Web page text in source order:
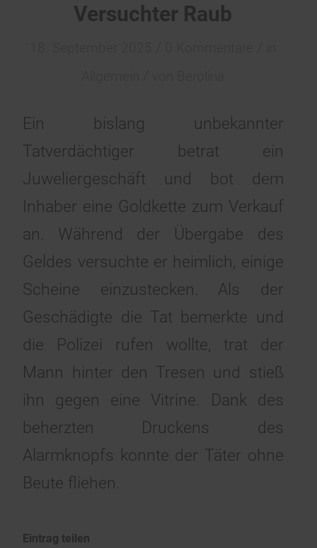
Versuchter Raub
Ein bislang unbekannter
Tatverdächtiger betrat ein
Juweliergeschäft und bot dem
Inhaber eine Goldkette zum Verkauf
an. Während der Übergabe des
Geldes versuchte er heimlich, einige
Scheine einzustecken. Als der
Geschädigte die Tat bemerkte und
die Polizei rufen wollte, trat der
Mann hinter den Tresen und stieß
ihn gegen eine Vitrine. Dank des
beherzten Druckens des
Alarmknopfs konnte der Täter ohne
Beute fliehen.
Eintrag teilen